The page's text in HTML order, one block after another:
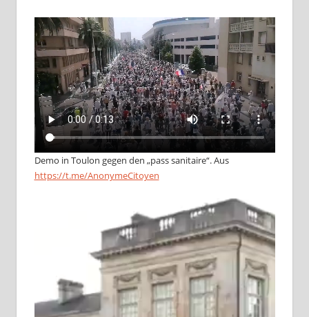
Demo in Toulon gegen den „pass sanitaire“. Aus
https://t.me/AnonymeCitoyen